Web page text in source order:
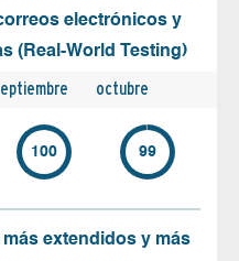
electrónicos y
(Real-World Testing)
octubre
100 99
extendidos y más